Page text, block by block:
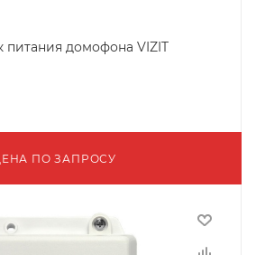
питания домофона VIZIT
ПО ЗАПРОСУ